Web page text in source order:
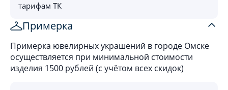
тарифам ТК
Примерка
Примерка ювелирных украшений в городе Омске
осуществляется при минимальной стоимости
изделия 1500 рублей (с учётом всех скидок)